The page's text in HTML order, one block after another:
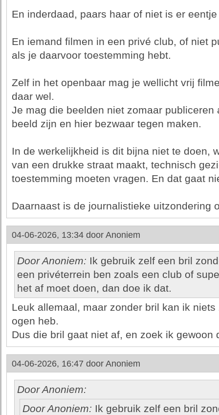
En inderdaad, paars haar of niet is er
En iemand filmen in een privé club, of niet
als je daarvoor toestemming hebt.
Zelf in het openbaar mag je wellicht vrij
daar wel.
Je mag die beelden niet zomaar publiceren
beeld zijn en hier bezwaar tegen maken.
In de werkelijkheid is dit bijna niet te doen,
van een drukke straat maakt, technisch
toestemming moeten vragen. En dat gaat
Daarnaast is de journalistieke uitzondering
04-06-2026, 13:34 door Anoniem
Door Anoniem: Ik gebruik zelf een bril
een privéterrein ben zoals een club of
het af moet doen, dan doe ik dat.
Leuk allemaal, maar zonder bril kan ik
ogen heb.
Dus die bril gaat niet af, en zoek ik gewoon
04-06-2026, 16:47 door Anoniem
Door Anoniem:
Door Anoniem: Ik gebruik zelf een bril